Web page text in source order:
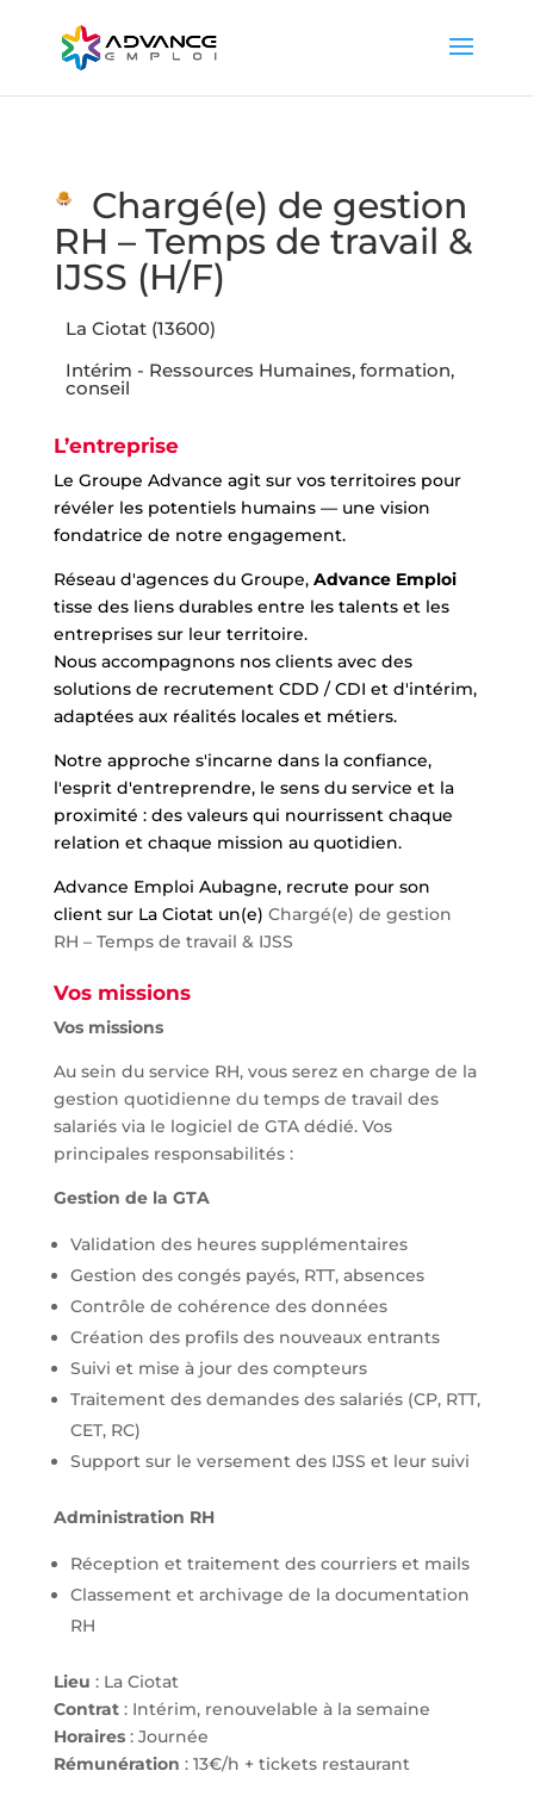
Chargé(e) de gestion
RH – Temps de travail &
IJSS (H/F)
La Ciotat (13600)
Intérim - Ressources Humaines, formation,
conseil
L’entreprise
Le Groupe Advance agit sur vos territoires pour
révéler les potentiels humains — une vision
fondatrice de notre engagement.
Réseau d'agences du Groupe, Advance Emploi
tisse des liens durables entre les talents et les
entreprises sur leur territoire.
Nous accompagnons nos clients avec des
solutions de recrutement CDD / CDI et d'intérim,
adaptées aux réalités locales et métiers.
Notre approche s'incarne dans la confiance,
l'esprit d'entreprendre, le sens du service et la
proximité : des valeurs qui nourrissent chaque
relation et chaque mission au quotidien.
Advance Emploi Aubagne, recrute pour son
client sur La Ciotat un(e) Chargé(e) de gestion
RH – Temps de travail & IJSS
Vos missions
Vos missions
Au sein du service RH, vous serez en charge de la
gestion quotidienne du temps de travail des
salariés via le logiciel de GTA dédié. Vos
principales responsabilités :
Gestion de la GTA
Validation des heures supplémentaires
Gestion des congés payés, RTT, absences
Contrôle de cohérence des données
Création des profils des nouveaux entrants
Suivi et mise à jour des compteurs
Traitement des demandes des salariés (CP, RTT,
CET, RC)
Support sur le versement des IJSS et leur suivi
Administration RH
Réception et traitement des courriers et mails
Classement et archivage de la documentation
RH
Lieu : La Ciotat
Contrat: Intérim, renouvelable à la semaine
Horaires: Journée
Rémunération : 13€/h + tickets restaurant